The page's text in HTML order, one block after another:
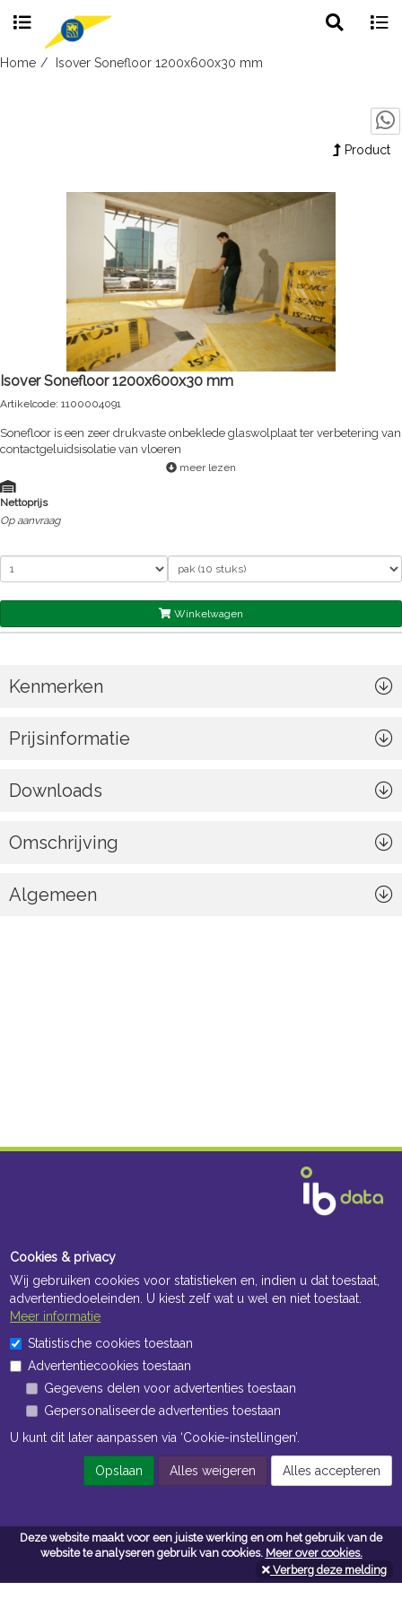
Deze website maakt voor een juiste werking en om het gebruik van de
website te analyseren gebruik van cookies. Meer over cookies.
Verberg deze melding
Skip
Home Isover Sonefloor 1200x600x30 mm
Product
Isover Sonefloor 1200x600x30 mm
Artikelcode: 1100004091
Sonefloor is een zeer drukvaste onbeklede glaswolplaat ter verbetering van
contactgeluidsisolatie van vloeren
meer lezen
Nettoprijs
Op aanvraag
Winkelwagen
Kenmerken
Prijsinformatie
Downloads
Omschrijving
Algemeen
Openingstijden Kantoor
ma t/m vr 8:30 uur tot 17:00 uur
Openingstijden Magazijn
ma t/m vr 7:00 uur tot 16:30 uur
Algemene voorwaarden
Cookies & privacy
Wij gebruiken cookies voor statistieken en, indien u dat toestaat,
advertentiedoeleinden. U kiest zelf wat u wel en niet toestaat.
Meer informatie
Statistische cookies toestaan
Advertentiecookies toestaan
Gegevens delen voor advertenties toestaan
Gepersonaliseerde advertenties toestaan
U kunt dit later aanpassen via ‘Cookie-instellingen’.
Opslaan Alles weigeren Alles accepteren